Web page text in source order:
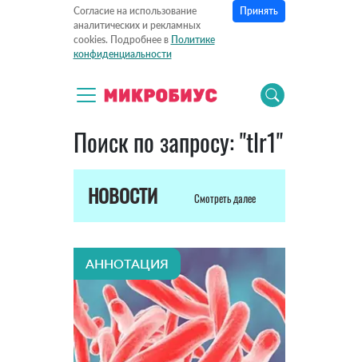
Согласие на использование
аналитических и рекламных
cookies. Подробнее в Политике
конфиденциальности
Принять
Поиск по запросу: "tlr1"
НОВОСТИ Смотреть далее
АННОТАЦИЯ